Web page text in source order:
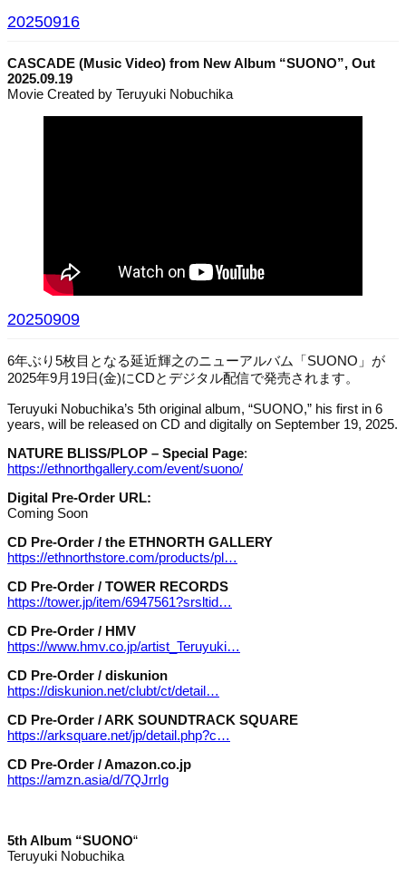
20250916
CASCADE (Music Video) from New Album “SUONO”, Out
2025.09.19
Movie Created by Teruyuki Nobuchika
20250909
6年ぶり5枚目となる延近輝之のニューアルバム「SUONO」が
2025年9月19日(金)にCDとデジタル配信で発売されます。
Teruyuki Nobuchika’s 5th original album, “SUONO,” his first in 6
years, will be released on CD and digitally on September 19, 2025.
NATURE BLISS/PLOP – Special Page:
https://ethnorthgallery.com/event/suono/
Digital Pre-Order URL:
Coming Soon
CD Pre-Order / the ETHNORTH GALLERY
https://ethnorthstore.com/products/pl…
CD Pre-Order / TOWER RECORDS
https://tower.jp/item/6947561?srsltid…
CD Pre-Order / HMV
https://www.hmv.co.jp/artist_Teruyuki…
CD Pre-Order / diskunion
https://diskunion.net/clubt/ct/detail…
CD Pre-Order / ARK SOUNDTRACK SQUARE
https://arksquare.net/jp/detail.php?c…
CD Pre-Order / Amazon.co.jp
https://amzn.asia/d/7QJrrIg
5th Album “SUONO“
Teruyuki Nobuchika